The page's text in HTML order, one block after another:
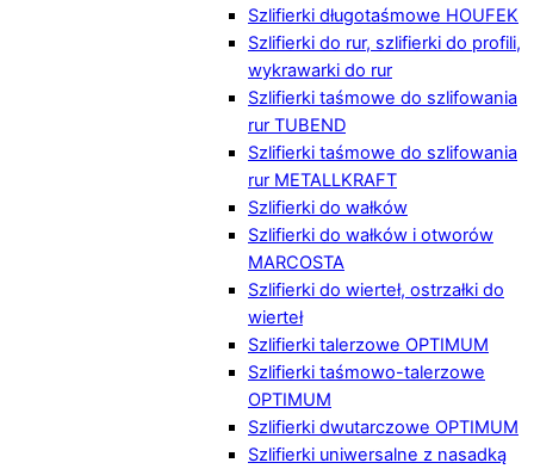
Szlifierki długotaśmowe HOUFEK
Szlifierki do rur, szlifierki do profili,
wykrawarki do rur
Szlifierki taśmowe do szlifowania
rur TUBEND
Szlifierki taśmowe do szlifowania
rur METALLKRAFT
Szlifierki do wałków
Szlifierki do wałków i otworów
MARCOSTA
Szlifierki do wierteł, ostrzałki do
wierteł
Szlifierki talerzowe OPTIMUM
Szlifierki taśmowo-talerzowe
OPTIMUM
Szlifierki dwutarczowe OPTIMUM
Szlifierki uniwersalne z nasadką